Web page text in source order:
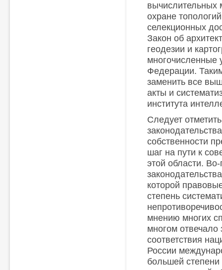
вычислительных
охране
селекционных
Закон об
геодезии и
многочисленные
Федерации.
заменить все
акты и
института
Следует
собственности
шаг на пути к
этой области.
которой
степень
мнению многих
многом
соответствия
России
большей степени